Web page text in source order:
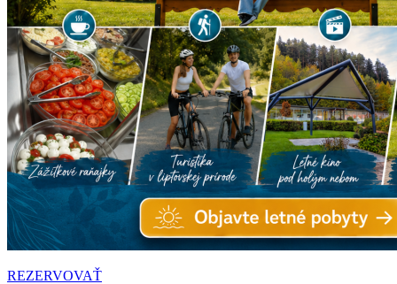
REZERVOVAŤ